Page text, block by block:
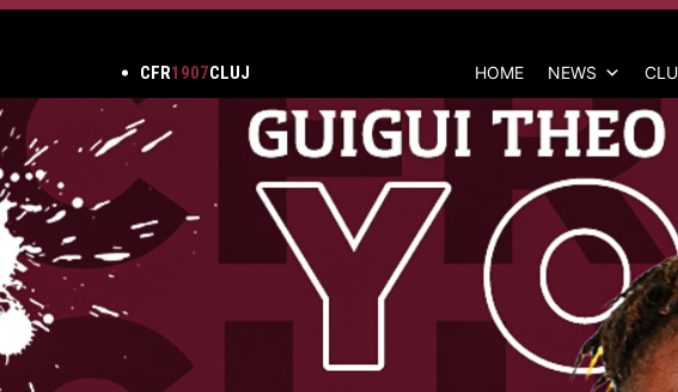
CFR1907CLUJ HOME NEWS